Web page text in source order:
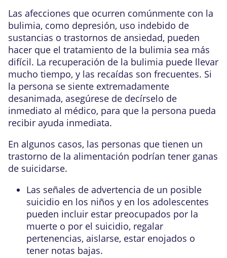
Las afecciones que ocurren comúnmente con la
bulimia, como depresión, uso indebido de
sustancias o trastornos de ansiedad, pueden
hacer que el tratamiento de la bulimia sea más
difícil. La recuperación de la bulimia puede llevar
mucho tiempo, y las recaídas son frecuentes. Si
la persona se siente extremadamente
desanimada, asegúrese de decírselo de
inmediato al médico, para que la persona pueda
recibir ayuda inmediata.
En algunos casos, las personas que tienen un
trastorno de la alimentación podrían tener ganas
de suicidarse.
Las señales de advertencia de un posible
suicidio en los niños y en los adolescentes
pueden incluir estar preocupados por la
muerte o por el suicidio, regalar
pertenencias, aislarse, estar enojados o
tener notas bajas.